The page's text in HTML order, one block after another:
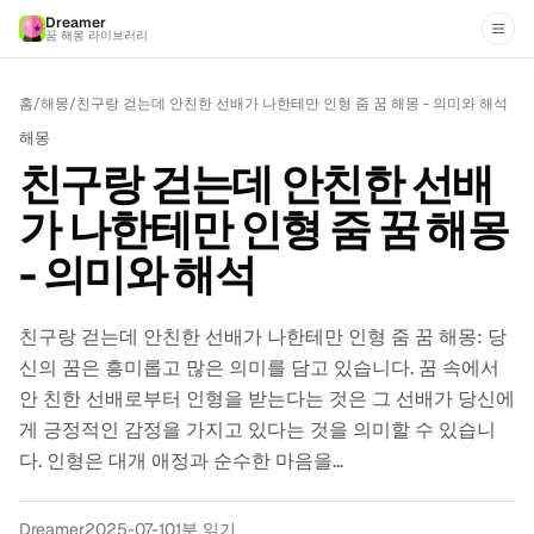
Dreamer
꿈 해몽 라이브러리
홈/해몽/친구랑 걷는데 안친한 선배가 나한테만 인형 줌 꿈 해몽 - 의미와 해석
해몽
친구랑 걷는데 안친한 선배
가 나한테만 인형 줌 꿈 해몽
- 의미와 해석
친구랑 걷는데 안친한 선배가 나한테만 인형 줌 꿈 해몽: 당
신의 꿈은 흥미롭고 많은 의미를 담고 있습니다. 꿈 속에서
안 친한 선배로부터 인형을 받는다는 것은 그 선배가 당신에
게 긍정적인 감정을 가지고 있다는 것을 의미할 수 있습니
다. 인형은 대개 애정과 순수한 마음을...
Dreamer2025-07-101분 읽기